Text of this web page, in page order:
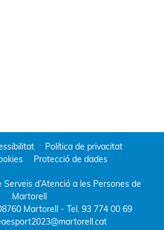
Política de privacitat
Protecció de dades
d’Atenció a les Persones de
Martorell
Martorell- Tel. 93 774 00 69